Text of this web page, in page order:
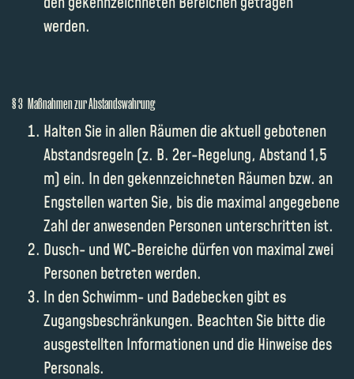
werden.
§ 3 Maßnahmen zur Abstandswahrung
Halten Sie in allen Räumen die aktuell gebotenen
Abstandsregeln (z. B. 2er-Regelung, Abstand 1,5
m) ein. In den gekennzeichneten Räumen bzw. an
Engstellen warten Sie, bis die maximal angegebene
Zahl der anwesenden Personen unterschritten ist.
Dusch- und WC-Bereiche dürfen von maximal zwei
Personen betreten werden.
In den Schwimm- und Badebecken gibt es
Zugangsbeschränkungen. Beachten Sie bitte die
ausgestellten Informationen und die Hinweise des
Personals.